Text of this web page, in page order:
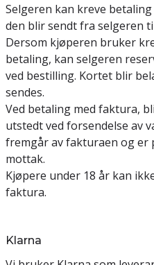
Selgeren kan kreve
den blir sendt fra selgeren
Dersom kjøperen bruker
betaling, kan selgeren
ved bestilling. Kortet blir
sendes.
Ved betaling med faktura,
utstedt ved forsendelse av
fremgår av fakturaen og er
mottak.
Kjøpere under 18 år kan
faktura.
Klarna